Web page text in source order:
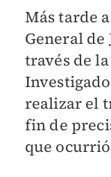
Más tarde
General de
través de
realizar el
fin de
que